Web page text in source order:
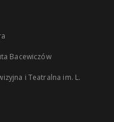
Bacewiczów
i Teatralna im. L.